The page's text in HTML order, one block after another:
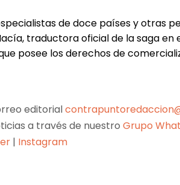
de doce países y otras
traductora oficial de la saga en
posee los derechos de
editorial
a través de nuestroGrupo
| Instagram